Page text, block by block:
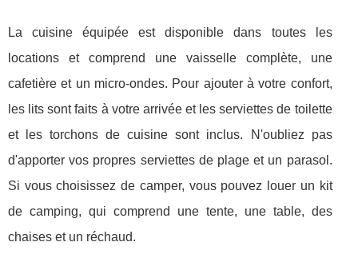
La cuisine équipée est disponible dans toutes les
locations et comprend une vaisselle complète, une
cafetière et un micro-ondes. Pour ajouter à votre confort,
les lits sont faits à votre arrivée et les serviettes de toilette
et les torchons de cuisine sont inclus. N'oubliez pas
d'apporter vos propres serviettes de plage et un parasol.
Si vous choisissez de camper, vous pouvez louer un kit
de camping, qui comprend une tente, une table, des
chaises et un réchaud.